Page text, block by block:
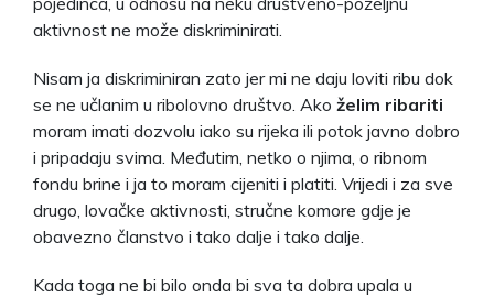
aktivnost ne može diskriminirati.
Nisam ja diskriminiran zato jer mi ne daju loviti ribu dok
se ne učlanim u ribolovno društvo. Ako želim ribariti
moram imati dozvolu iako su rijeka ili potok javno dobro
i pripadaju svima. Međutim, netko o njima, o ribnom
fondu brine i ja to moram cijeniti i platiti. Vrijedi i za sve
drugo, lovačke aktivnosti, stručne komore gdje je
obavezno članstvo i tako dalje i tako dalje.
Kada toga ne bi bilo onda bi sva ta dobra upala u